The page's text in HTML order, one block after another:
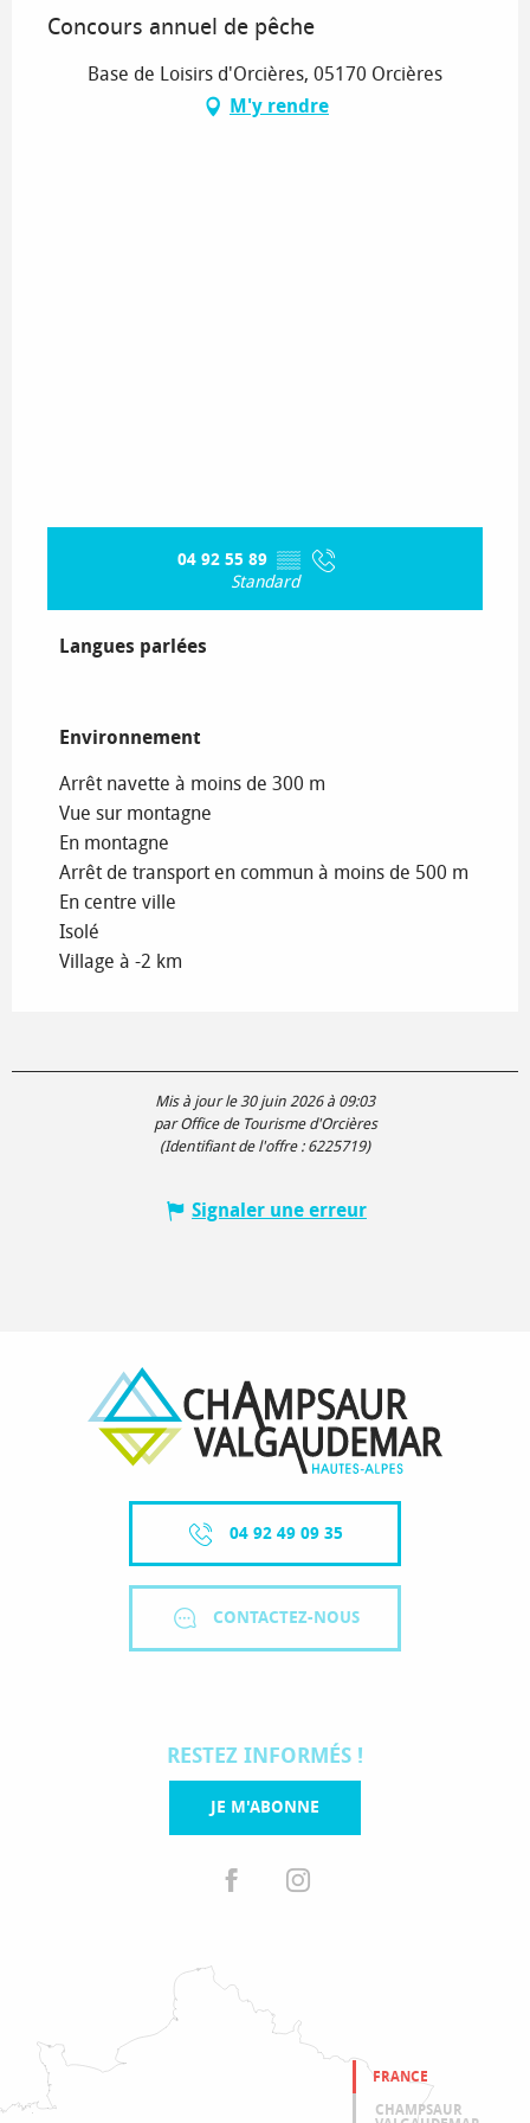
Concours annuel de pêche
Base de Loisirs d'Orcières, 05170 Orcières
M'y rendre
04 92 55 89 ▒▒
Standard
Langues parlées
Langues parlées
Environnement
Environnement
Arrêt navette à moins de 300 m
Vue sur montagne
En montagne
Arrêt de transport en commun à moins de 500 m
En centre ville
Isolé
Village à -2 km
Mis à jour le 30 juin 2026 à 09:03
par Office de Tourisme d'Orcières
(Identifiant de l'offre : 6225719)
Signaler une erreur
04 92 49 09 35
CONTACTEZ-NOUS
RESTEZ INFORMÉS !
JE M'ABONNE
FRANCE
CHAMPSAUR